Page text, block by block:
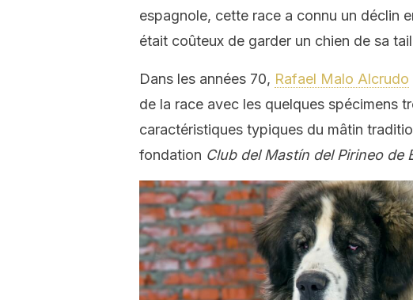
espagnole, cette race a connu un déclin
était coûteux de garder un chien de sa
Dans les années 70, Rafael Malo Alcrudo
de la race avec les quelques spécimens
caractéristiques typiques du mâtin
fondation Club del Mastín del Pirineo de